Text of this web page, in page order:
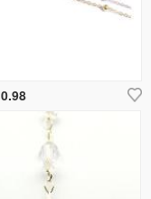
0.98